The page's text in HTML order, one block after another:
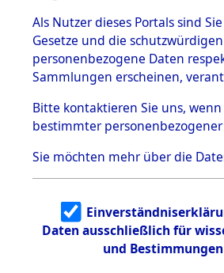
mente
5. Verschiedenes
5.3
Todesmärsche
5.3.1 Alliierte
Erhebungen
zu
Todesmärsch
en
5.3.2
Identifizierun
g
5.3.3
Todesmärsch
Als Nutzer dieses Portals sind
Gesetze und die
personenbezogene Daten
Sammlungen erscheinen,
Bitte kontaktieren Sie uns,
bestimmter
Sie möchten mehr über die
Daten ausschließlich für
und